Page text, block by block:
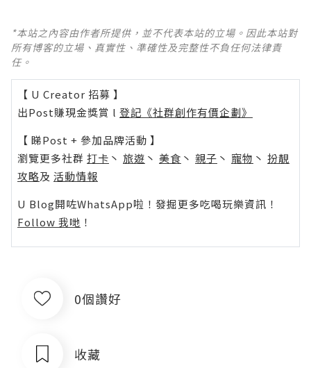
*本站之內容由作者所提供，並不代表本站的立場。因此本站對
所有博客的立場、真實性、準確性及完整性不負任何法律責
任。
【 U Creator 招募 】
出Post賺現金獎賞 l 登記《社群創作有價企劃》
【 睇Post + 參加品牌活動 】
瀏覽更多社群 打卡 丶 旅遊 丶 美食 丶 親子 丶 寵物 丶 扮靚
攻略及 活動情報
U Blog開咗WhatsApp啦！發掘更多吃喝玩樂資訊！
Follow 我哋 ！
0個讚好
收藏